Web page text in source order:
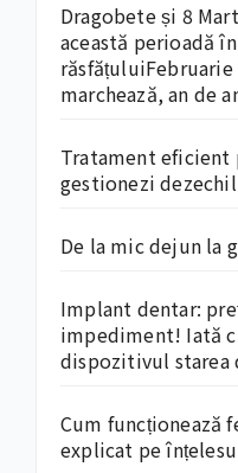
Dragobete și 8
această perioadă
marchează, an de
Tratament eficient
gestionezi
De la mic dejun la
Implant dentar:
impediment! Iată
dispozitivul starea
Cum funcționează
explicat pe